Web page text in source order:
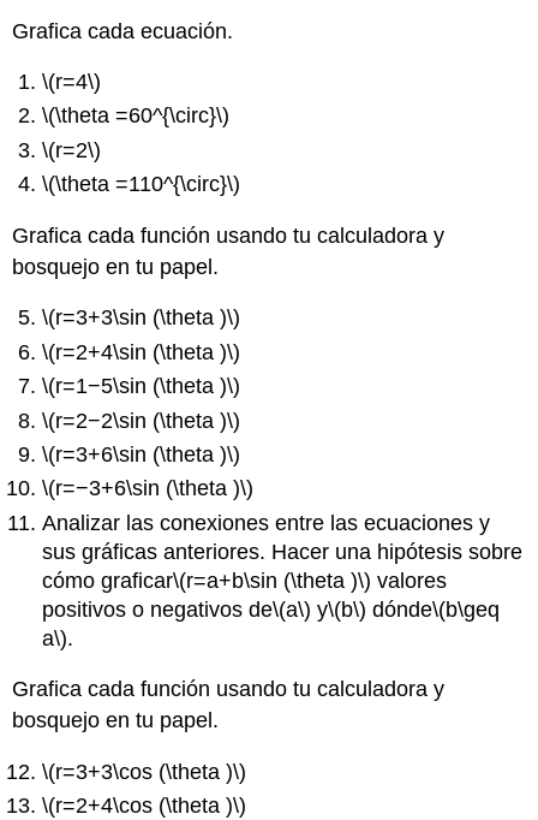
Grafica cada ecuación.
\(r=4\)
\(\theta =60^{\circ}\)
\(r=2\)
\(\theta =110^{\circ}\)
Grafica cada función usando tu calculadora y
bosquejo en tu papel.
\(r=3+3\sin (\theta )\)
\(r=2+4\sin (\theta )\)
\(r=1−5\sin (\theta )\)
\(r=2−2\sin (\theta )\)
\(r=3+6\sin (\theta )\)
\(r=−3+6\sin (\theta )\)
Analizar las conexiones entre las ecuaciones y
sus gráficas anteriores. Hacer una hipótesis sobre
cómo graficar\(r=a+b\sin (\theta )\) valores
positivos o negativos de\(a\) y\(b\) dónde\(b\geq
a\).
Grafica cada función usando tu calculadora y
bosquejo en tu papel.
\(r=3+3\cos (\theta )\)
\(r=2+4\cos (\theta )\)